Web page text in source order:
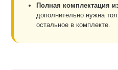
Полная комплектация
дополнительно нужна
остальное в комплекте.